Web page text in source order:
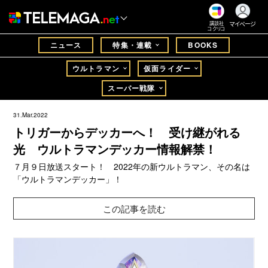
講談社
コクリコ
マイページ
ニュース 特集・連載 BOOKS
ウルトラマン
仮面ライダー
スーパー戦隊
31.Mar.2022
トリガーからデッカーへ！ 受け継がれる
光 ウルトラマンデッカー情報解禁！
７月９日放送スタート！ 2022年の新ウルトラマン、その名は
「ウルトラマンデッカー」！
この記事を読む